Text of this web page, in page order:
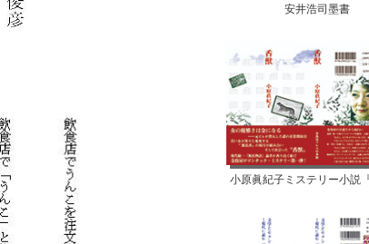
安井浩司墨書
小原眞紀子ミステリー小説